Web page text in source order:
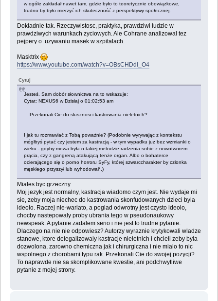
w ogóle zakładał nawet tam, gdzie było to teoretycznie obowiązkowe,
trudno by było mierzyć ich skuteczność z perspektywy społecznej.
Dokladnie tak. Rzeczywistosc, praktyka, prawdziwi ludzie w
prawdziwych warunkach zyciowych. Ale Cohrane analizowal tez
pejpery o uzywaniu masek w szpitalach.
Masktrix
https://www.youtube.com/watch?v=OBsCHDdi_O4
Cytuj
Jesteś. Sam dobór słownictwa na to wskazuje:
Cytat: NEXUS6 w Dzisiaj o 01:02:53 am
Przekonali Cie do slusznosci kastrowania nieletnich?
I jak tu rozmawiać z Tobą poważnie? (Podobnie wyrywając z kontekstu
mógłbyś pytać czy jestem za kastracją - w tym wypadku już bez wzmianki o
wieku - gdyby mowa była o takiej metodzie radzenia sobie z nowotworem
prącia, czy z gangreną atakującą tenże organ. Albo o bohaterce
ocierającego się o porno horroru SyFy, której szwarccharakter by członka
męskiego przyszył lub wyhodował*.)
Miales byc grzeczny...
Moj jezyk jest normalny, kastracja wiadomo czym jest. Nie wydaje mi
sie, zeby moja niechec do kastrowania skonfudowanych dzieci byla
ideolo. Raczej nie-wariato, a poglad odwrotny jest czysto ideolo,
chocby nastepowaly proby ubrania tego w pseudonaukowy
newspeak. A pytanie zadalem serio i nie jest to trudne pytanie.
Dlaczego na nie nie odpowiesz? Autorzy wyraznie krytykowali wladze
stanowe, ktore delegalizowaly kastracje nieletnich i chcieli zeby byla
dozwolona, zarowno chemiczna jak i chirurgiczna i nie mialo to nic
wspolnego z chorobami typu rak. Przekonali Cie do swojej pozycji?
To naprawde nie sa skomplikowane kwestie, ani podchwytliwe
pytanie z mojej strony.